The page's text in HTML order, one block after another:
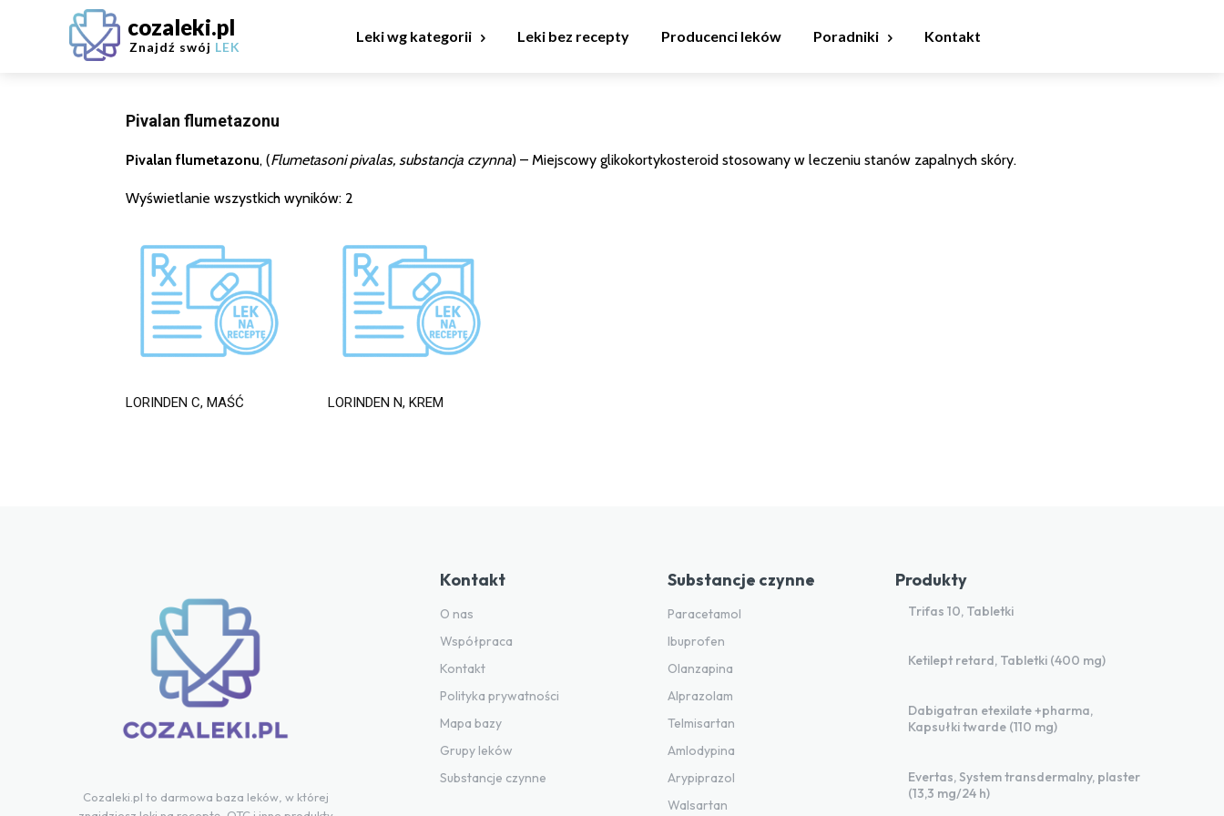
cozaleki.pl
Znajdź swój LEK
Leki wg kategorii Leki bez recepty Producenci leków Poradniki Kontakt
Pivalan flumetazonu
Pivalan flumetazonu, (Flumetasoni pivalas, substancja czynna) – Miejscowy glikokortykosteroid stosowany w leczeniu stanów zapalnych skóry.
Wyświetlanie wszystkich wyników: 2
LORINDEN C, MAŚĆ LORINDEN N, KREM
Cozaleki.pl to darmowa baza leków, w której
Kontakt
O nas
Współpraca
Kontakt
Polityka prywatności
Mapa bazy
Grupy leków
Substancje czynne
Substancje czynne
Paracetamol
Ibuprofen
Olanzapina
Alprazolam
Telmisartan
Amlodypina
Arypiprazol
Walsartan
Produkty
Trifas 10, Tabletki
Ketilept retard, Tabletki (400 mg)
Dabigatran etexilate +pharma,
Kapsułki twarde (110 mg)
Evertas, System transdermalny, plaster
(13,3 mg/24 h)